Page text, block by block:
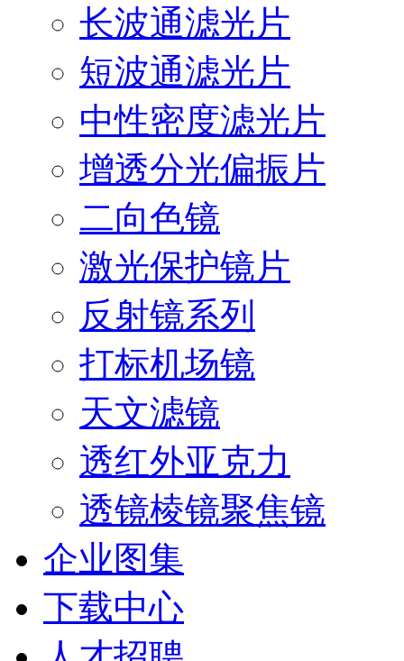
长波通滤光片
短波通滤光片
中性密度滤光片
增透分光偏振片
二向色镜
激光保护镜片
反射镜系列
打标机场镜
天文滤镜
透红外亚克力
透镜棱镜聚焦镜
企业图集
下载中心